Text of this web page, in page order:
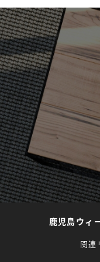
鹿児島ウィ
関連